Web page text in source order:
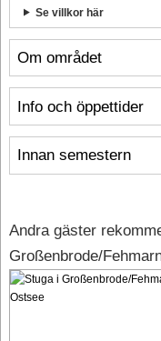
Om området
Info och öppettider
Innan semestern
Se villkor här
Andra gäster
Großenbrode/